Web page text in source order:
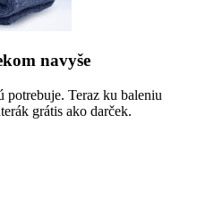
navyše
Teraz ku baleniu
grátis ako darček.